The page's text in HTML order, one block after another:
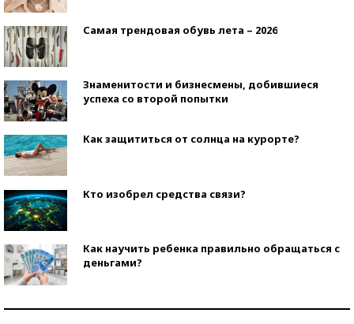
Самая трендовая обувь лета – 2026
Знаменитости и бизнесмены, добившиеся
успеха со второй попытки
Как защититься от солнца на курорте?
Кто изобрел средства связи?
Как научить ребенка правильно обращаться с
деньгами?